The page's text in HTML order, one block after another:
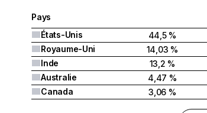
Pays
États-Unis
44,5 %
Royaume-Uni
14,03 %
Inde
13,2 %
Australie
4,47 %
Canada
3,06 %